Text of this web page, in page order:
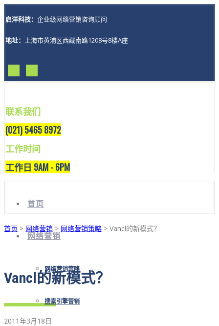
启洋科技： 企业级网络营销咨询顾问
地址： 上海市黄浦区西藏南路1208号8楼A座
联系我们
(021) 5465 8972
工作时间
工作日 9AM - 6PM
首页
网络营销
网络营销策略
搜索引擎营销
首页 > 网络营销 > 网络营销策略 > Vancl的新模式？
Vancl的新模式？
2011年3月18日